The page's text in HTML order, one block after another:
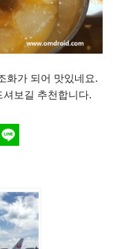
화가 되어 맛있네요.
셔보길 추천합니다.